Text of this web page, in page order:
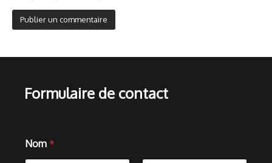
Formulaire de contact
Nom *